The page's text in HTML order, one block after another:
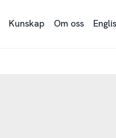
Kunskap Om oss